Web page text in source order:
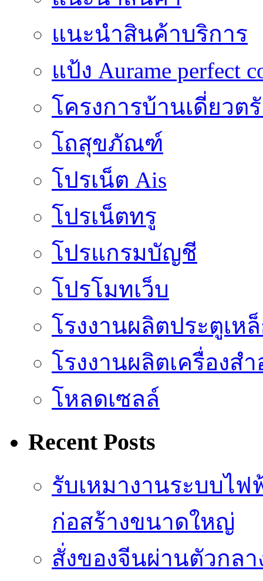
แนะนำสินค้าบริการ
แป้ง Aurame perfect
โครงการบ้านเดี่ยวต
โถสุขภัณฑ์
โปรเน็ต Ais
โปรเน็ตทรู
โปรแกรมบัญชี
โปรโมทเว็บ
โรงงานผลิตประตูเห
โรงงานผลิตเครื่องสำ
โหลดเซลล์
Recent Posts
รับเหมางานระบบไ
ก่อสร้างขนาดใหญ่
สั่งของจีนผ่านตัวกลา